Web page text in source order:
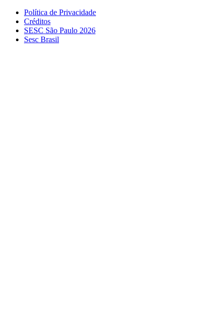
Política de Privacidade
Créditos
SESC São Paulo 2026
Sesc Brasil